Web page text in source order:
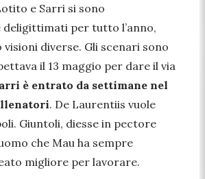
e Sarri si sono
per tutto l’anno,
visioni diverse. Gli scenari sono
il 13 maggio per dare il via
è entrato da settimane nel
. De Laurentiis vuole
Giuntoli, diesse in pectore
che Mau ha sempre
migliore per lavorare.